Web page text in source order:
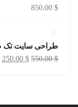
850.00 $
طراحی سایت تک
550.00$
Original
250.00 $